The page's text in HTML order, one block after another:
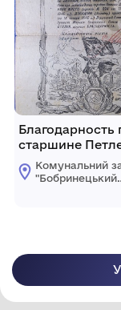
Благодарность
старшине
Андрею
отличные
Място,
января 1945г.
Комунальний
"Бобринецький
міської ради